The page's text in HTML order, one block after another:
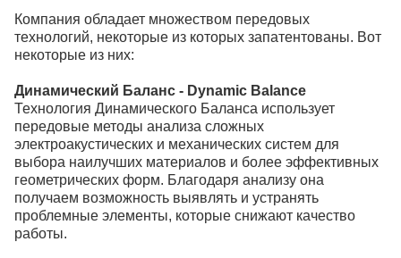
Компания обладает множеством передовых
технологий, некоторые из которых запатентованы. Вот
некоторые из них:
Динамический Баланс - Dynamic Balance
Технология Динамического Баланса использует
передовые методы анализа сложных
электроакустических и механических систем для
выбора наилучших материалов и более эффективных
геометрических форм. Благодаря анализу она
получаем возможность выявлять и устранять
проблемные элементы, которые снижают качество
работы.